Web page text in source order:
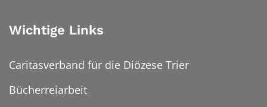
Wichtige Links
Caritasverband für die Diözese Trier
Bücherreiarbeit